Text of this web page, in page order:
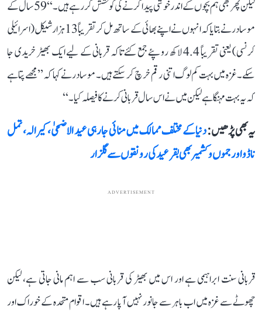
لیکن پھر بھی ہم بچوں کے اندر خوشی پیدا کرنے کی کوشش کر رہے ہیں۔‘‘ 59 سال کے
موسادر نے بتایا کہ انہوں نے اپنے بھائی کے ساتھ مل کر تقریباً 13 ہزار شیکل (اسرائیلی
کرنسی) یعنی تقریباً 4.4 لاکھ روپئے جمع کئے تاکہ قربانی کے لیے ایک بھیڑ خریدی جا
سکے۔ غزہ میں بہت کم لوگ اتنی رقم خرچ کر سکتے ہیں۔ موسادر نے کہا کہ ’’مجھے پتا ہے
کہ یہ بہت مہنگا ہے لیکن میں نے اس سال قربانی کرنے کا فیصلہ کیا۔‘‘
یہ بھی پڑھیں :دنیا کے مختلف ممالک میں منائی جارہی عید الاضحیٰ، کیرالہ، تمل
ناڈو اور جموں و کشمیر بھی بقرعید کی رونقوں سے گلزار
ADVERTISEMENT
قربانی سنت ابراہیمی ہے اور اس میں بھیڑ کی قربانی سب سے اہم مانی جاتی ہے، لیکن
چھوٹے سے غزہ میں اب باہر سے جانور نہیں آ پا رہے ہیں۔ اقوام متحدہ کے خوراک اور